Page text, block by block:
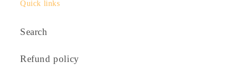
Quick links
Search
Refund policy